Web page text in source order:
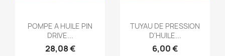
Aperçu rapide
POMPE A HUILE PIN
DRIVE...
28,08 €
Aperçu rapide
TUYAU DE PRESSION
D'HUILE...
6,00 €